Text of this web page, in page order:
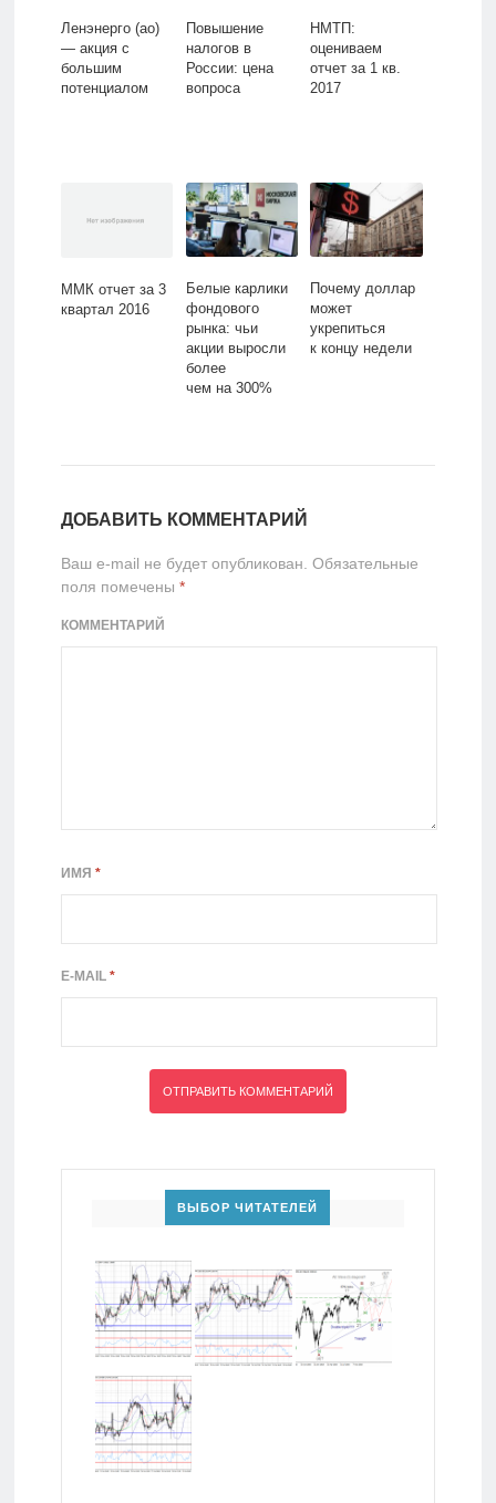
Ленэнерго (ао)
— акция с
большим
потенциалом
Повышение
налогов в
России: цена
вопроса
НМТП:
оцениваем
отчет за 1 кв.
2017
ММК отчет за 3
квартал 2016
Белые карлики
фондового
рынка: чьи
акции выросли
более
чем на 300%
Почему доллар
может
укрепиться
к концу недели
ДОБАВИТЬ КОММЕНТАРИЙ
Ваш e-mail не будет опубликован. Обязательные
поля помечены *
КОММЕНТАРИЙ
ИМЯ *
E-MAIL *
ВЫБОР ЧИТАТЕЛЕЙ